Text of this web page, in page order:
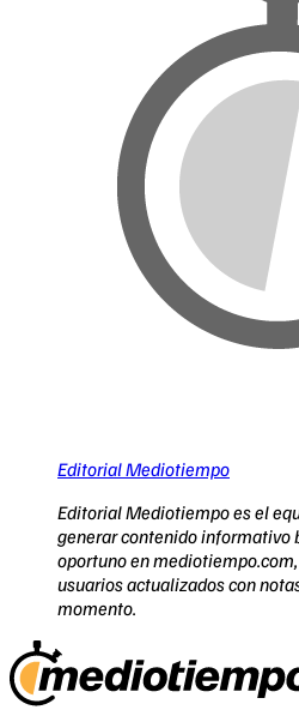
Editorial Mediotiempo
Editorial Mediotiempo es el
generar contenido informativo
oportuno en
usuarios actualizados con
momento.